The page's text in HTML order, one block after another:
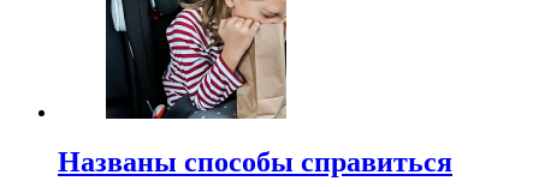
Названы способы справиться